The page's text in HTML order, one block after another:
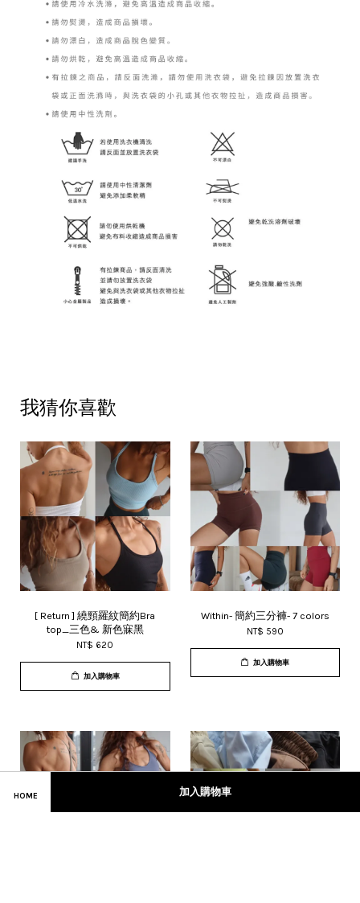
HOME 加入購物車
我猜你喜歡
[ Return ] 繞頸羅紋簡約Bra
top_三色& 新色寐黑
NT$ 620
加入購物車
Within- 簡約三分褲- 7 colors
NT$ 590
加入購物車